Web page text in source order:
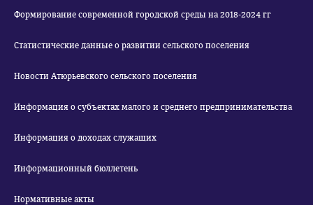
Формирование современной городской среды на 2018-2024 гг
Статистические данные о развитии сельского поселения
Новости Атюрьевского сельского поселения
Информация о субъектах малого и среднего предпринимательства
Информация о доходах служащих
Информационный бюллетень
Нормативные акты